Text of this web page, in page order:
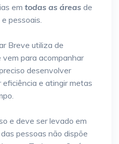
em todas as áreas de
pessoais.
Breve utiliza de
para acompanhar
desenvolver
e atingir metas
e deve ser levado em
pessoas não dispõe